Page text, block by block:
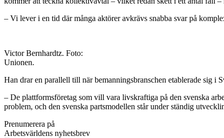
– Vi lever i en tid där många aktörer avkrävs snabba svar på
Victor Bernhardtz. Foto:
Unionen.
Han drar en parallell till när bemanningsbranschen etablerade sig i
– De plattformsföretag som vill vara livskraftiga på den svenska
problem, och den svenska partsmodellen står under ständig
Prenumerera på
Arbetsvärldens nyhetsbrev